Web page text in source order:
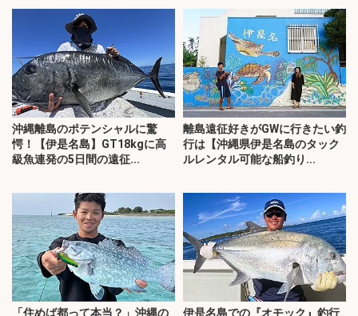
沖縄離島のポテンシャルに驚
愕！【伊是名島】GT18kgに高
級魚連発の5日間の遠征...
離島遠征好きがGWに行きたい釣
行は【沖縄県伊是名島のタック
ルレンタル可能な船釣り...
「住めば都って本当？」沖縄の 伊是名島での『オモック』釣行